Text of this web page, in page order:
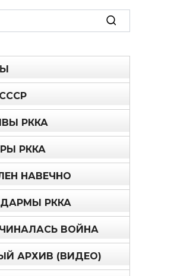
РККА
РККА
НАВЕЧНО
РККА
ВОЙНА
АРХИВ (ВИДЕО)